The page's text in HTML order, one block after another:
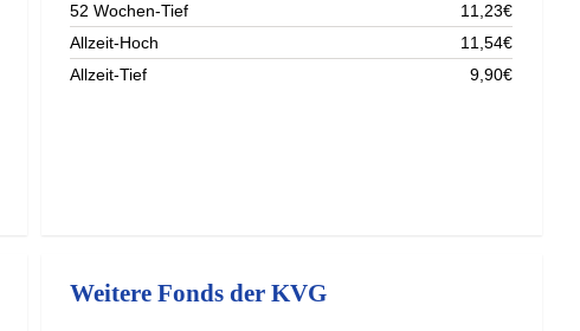
52 Wochen-Tief
11,23€
Allzeit-Hoch
11,54€
Allzeit-Tief
9,90€
Weitere Fonds der KVG